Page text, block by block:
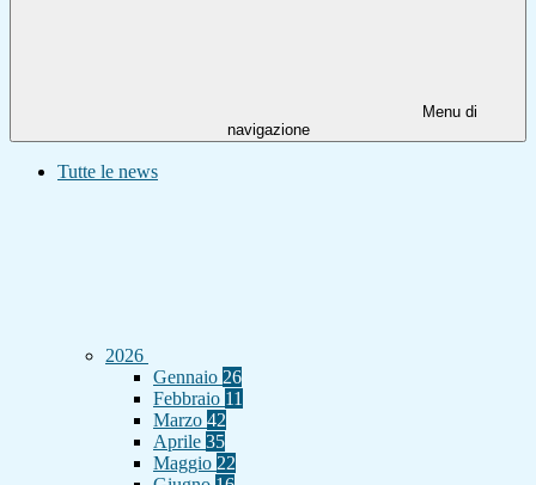
Menu di
navigazione
Tutte le news
2026
Gennaio 26
Febbraio 11
Marzo 42
Aprile 35
Maggio 22